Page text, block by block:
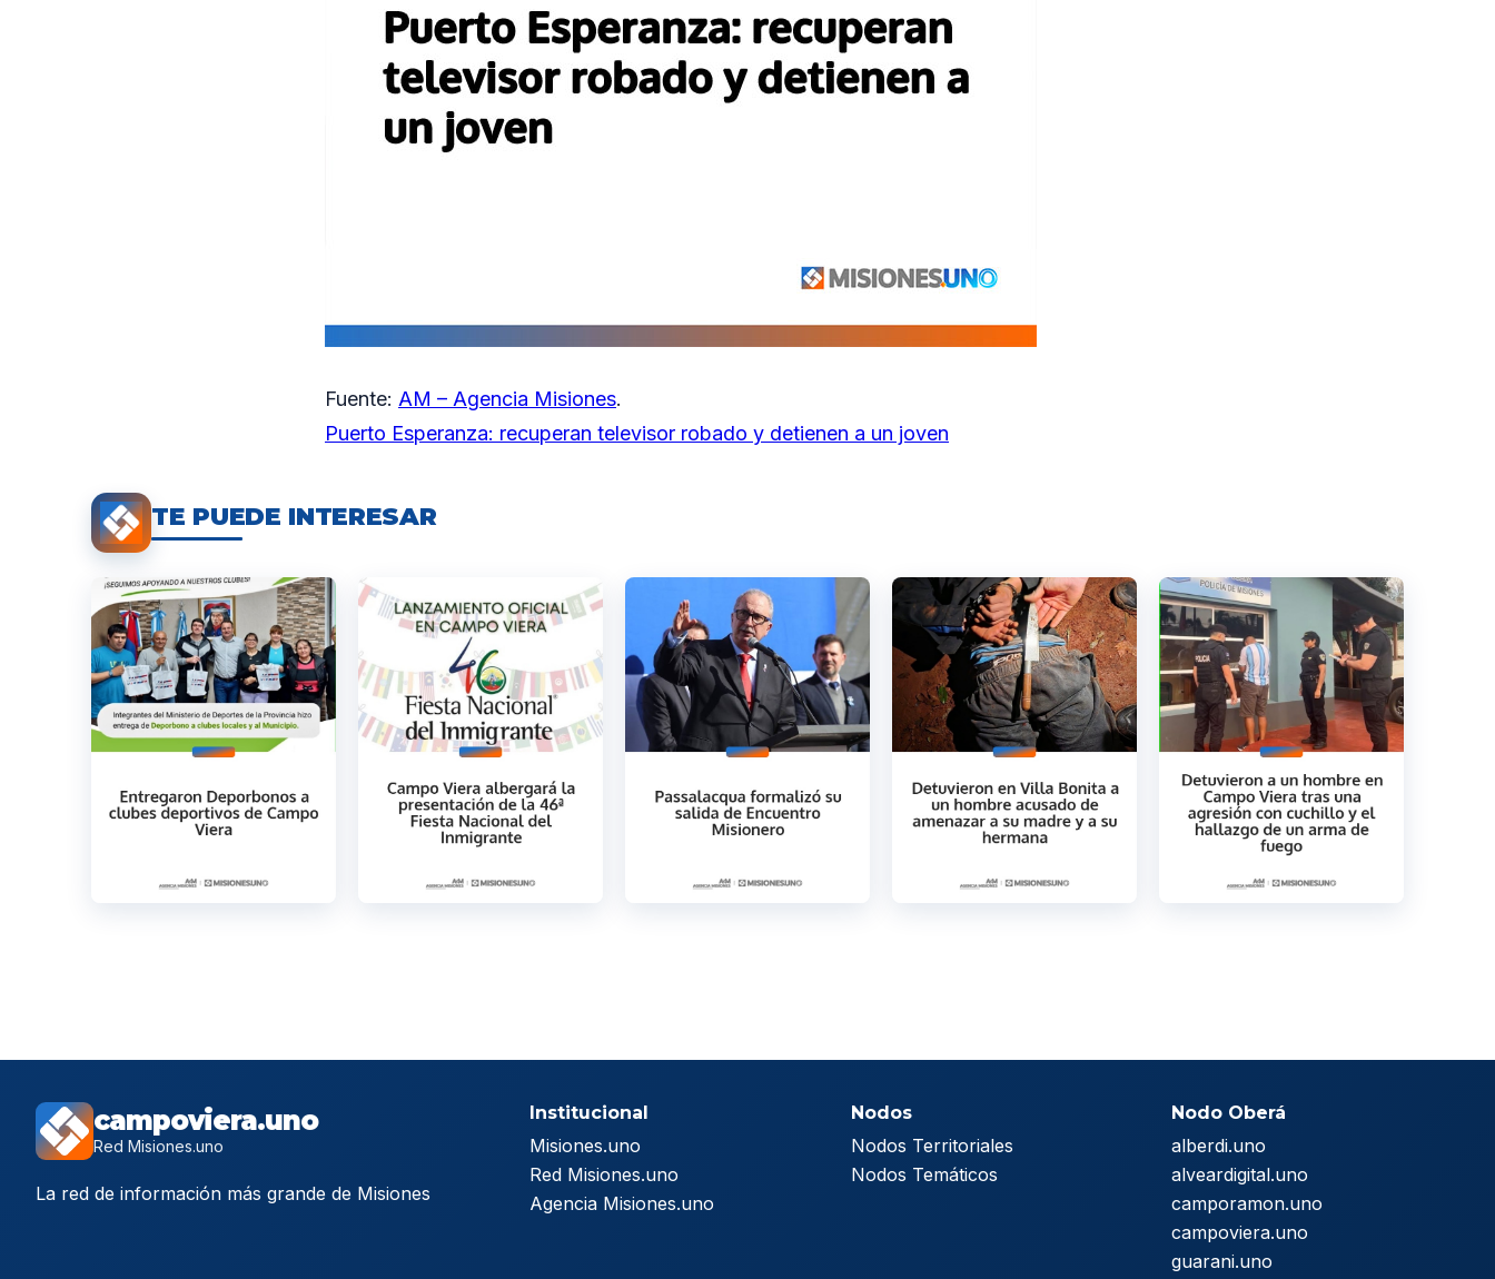
Fuente: AM – Agencia Misiones.
Puerto Esperanza: recuperan televisor robado y detienen a un joven
TE PUEDE INTERESAR
campoviera.uno
Red Misiones.uno
La red de información más grande de Misiones
Institucional
Misiones.uno
Red Misiones.uno
Agencia Misiones.uno
Nodos
Nodos Territoriales
Nodos Temáticos
Nodo Oberá
alberdi.uno
alveardigital.uno
camporamon.uno
campoviera.uno
guarani.uno